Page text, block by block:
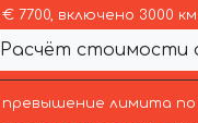
7700, включено 3000 км
Расчёт стоимости
превышение лимита по